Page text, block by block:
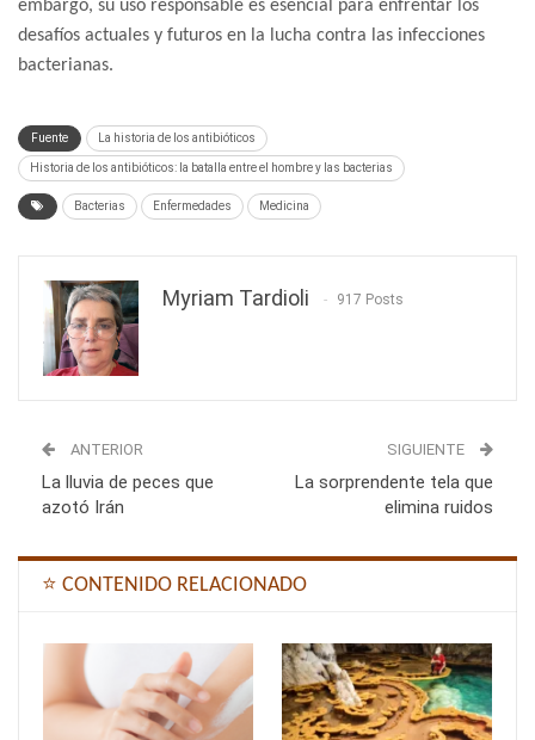
embargo, su uso responsable es esencial para enfrentar los
desafíos actuales y futuros en la lucha contra las infecciones
bacterianas.
Fuente La historia de los antibióticos
Historia de los antibióticos: la batalla entre el hombre y las bacterias
Bacterias Enfermedades Medicina
Myriam Tardioli 917 Posts
ANTERIOR
La lluvia de peces que
azotó Irán
SIGUIENTE
La sorprendente tela que
elimina ruidos
⭐ CONTENIDO RELACIONADO